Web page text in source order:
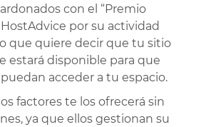
con el “Premio
por su actividad
que quiere decir que tu sitio
estará disponible para que
acceder a tu espacio.
factores te los ofrecerá sin
ya que ellos gestionan su